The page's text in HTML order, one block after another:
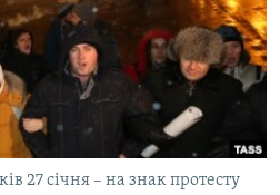
27 січня – на знак протесту